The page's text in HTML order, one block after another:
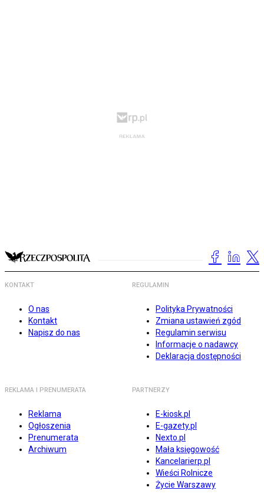
KONTAKT
O nas
Kontakt
Napisz do nas
REGULAMIN
Polityka Prywatności
Zmiana ustawień zgód
Regulamin serwisu
Informacje o nadawcy
Deklaracja dostępności
REKLAMA I PRENUMERATA
Reklama
Ogłoszenia
Prenumerata
Archiwum
PARTNERZY
E-kiosk.pl
E-gazety.pl
Nexto.pl
Mała księgowość
Kancelarierp.pl
Wieści Rolnicze
Życie Warszawy